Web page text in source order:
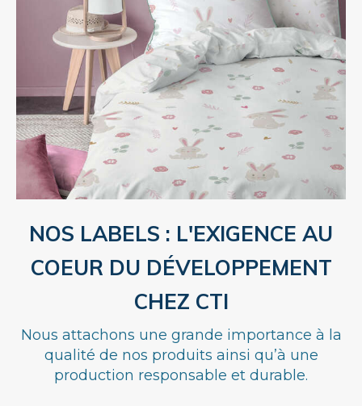
NOS LABELS : L'EXIGENCE AU
COEUR DU DÉVELOPPEMENT
CHEZ CTI
Nous attachons une grande importance à la
qualité de nos produits ainsi qu’à une
production responsable et durable.